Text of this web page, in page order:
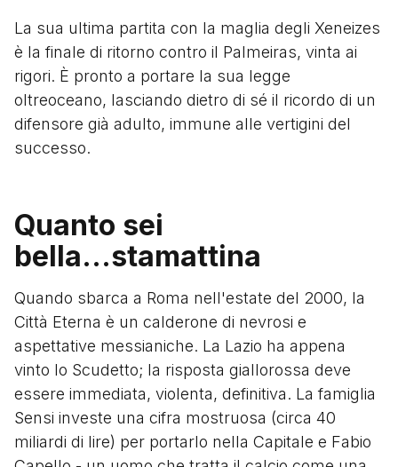
La sua ultima partita con la maglia degli Xeneizes
è la finale di ritorno contro il Palmeiras, vinta ai
rigori. È pronto a portare la sua legge
oltreoceano, lasciando dietro di sé il ricordo di un
difensore già adulto, immune alle vertigini del
successo.
Quanto sei
bella...stamattina
Quando sbarca a Roma nell'estate del 2000, la
Città Eterna è un calderone di nevrosi e
aspettative messianiche. La Lazio ha appena
vinto lo Scudetto; la risposta giallorossa deve
essere immediata, violenta, definitiva. La famiglia
Sensi investe una cifra mostruosa (circa 40
miliardi di lire) per portarlo nella Capitale e Fabio